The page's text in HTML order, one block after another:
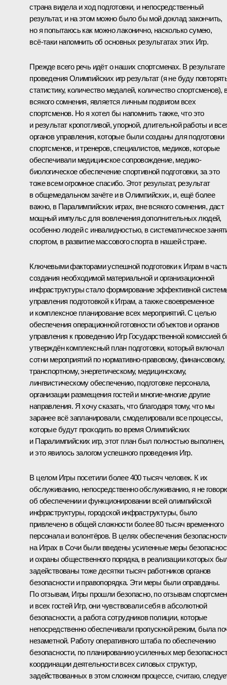
страна видела и ход подготовки, и непосредственный
результат, и на этом можно было бы мой доклад закончить,
но я попытаюсь как можно лаконично, насколько сумею,
всё‑таки напомнить об основных результатах этих Игр.
Прежде всего речь идёт о наших спортсменах. В результате
проведения Олимпийских игр результат (я не буду
статистику, количество медалей, количество спортсменов),
всякого сомнения, является личным подвигом всех
спортсменов. Но я хотел бы напомнить также, что это
и результат кропотливой, упорной, длительной работы и
органов управления, которые были созданы для подготовки
спортсменов, и тренеров, специалистов, медиков, которые
обеспечивали медицинское сопровождение, медико-
биологическое обеспечение спортивной подготовки, за это
тоже всем огромное спасибо. Этот результат, результат
в общемедальном зачёте и в Олимпийских, и, ещё более
важно, в Паралимпийских играх, вне всякого сомнения, даст
мощный импульс для вовлечения дополнительных людей,
особенно людей с инвалидностью, в систематическое
спортом, в развитие массового спорта в нашей стране.
Ключевыми факторами успешной подготовки к Играм в
создания необходимой материальной и организационной
инфраструктуры стало формирование эффективной
управления подготовкой к Играм, а также своевременное
и комплексное планирование всех мероприятий. С целью
обеспечения операционной готовности объектов и органов
управления к проведению Игр Государственной комиссией
утверждён комплексный план подготовки, который включал
сотни мероприятий по нормативно-правовому, финансовому,
транспортному, энергетическому, медицинскому,
лингвистическому обеспечению, подготовке персонала,
организации размещения гостей и многие-многие другие
направления. Я хочу сказать, что благодаря тому, что мы
заранее всё запланировали, смоделировали все процессы,
которые будут проходить во время Олимпийских
и Паралимпийских игр, этот план был полностью выполнен,
и это явилось залогом успешного проведения Игр.
В целом Игры посетили более 400 тысяч человек. К их
обслуживанию, непосредственно обслуживанию, я не
об обеспечении и функционировании всей олимпийской
инфраструктуры, городской инфраструктуры, было
привлечено в общей сложности более 80 тысяч временного
персонала и волонтёров. В целях обеспечения
на Играх в Сочи были введены усиленные меры
и охраны общественного порядка, в реализации которых
задействованы тоже десятки тысяч работников органов
безопасности и правопорядка. Эти меры были оправданы.
По отзывам, Игры прошли безопасно, по отзывам
и всех гостей Игр, они чувствовали себя в абсолютной
безопасности, а работа сотрудников полиции, которые
непосредственно обеспечивали пропускной режим, была
незаметной. Работу оперативного штаба по обеспечению
безопасности, по планированию усиленных мер
координации деятельности всех силовых структур,
задействованных в этом сложном процессе, считаю,